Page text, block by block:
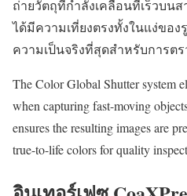
ถ่ายวัตถุที่กำลังเคลื่อนที่เร็วบน
ได้มีความเที่ยงตรงทั้งในแง่ขอ
ความเป็นจริงที่สุดสำหรับการต
The Color Global Shutter system
when capturing fast-moving
ensures the resulting images are
true-to-life colors for quality